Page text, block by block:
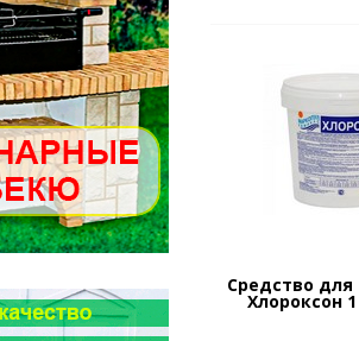
Средство для
Хлороксон